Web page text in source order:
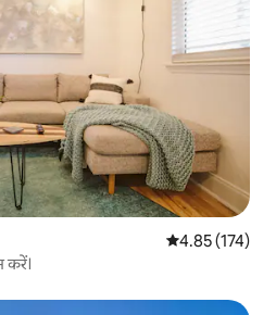
औसत रेटिंग 5 में से
4.85 (174)
करें।